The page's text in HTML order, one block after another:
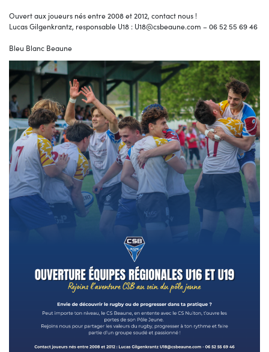
Ouvert aux joueurs nés entre 2008 et 2012, contact nous !
Lucas Gilgenkrantz, responsable U18 : U18@csbeaune.com – 06 52 55 69 46
Bleu Blanc Beaune